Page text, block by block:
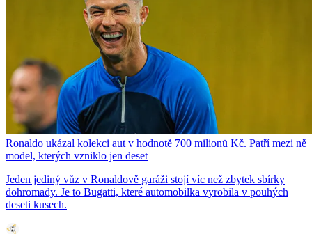
Ronaldo ukázal kolekci aut v hodnotě 700 milionů Kč. Patří mezi ně
model, kterých vzniklo jen deset
Jeden jediný vůz v Ronaldově garáži stojí víc než zbytek sbírky
dohromady. Je to Bugatti, které automobilka vyrobila v pouhých
deseti kusech.